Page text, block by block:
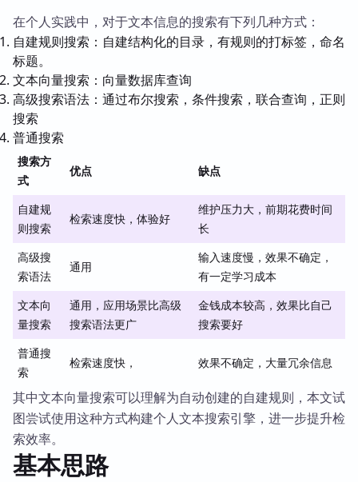
在个人实践中，对于文本信息的搜索有下列几种方式：
自建规则搜索：自建结构化的目录，有规则的打标签，命名
标题。
文本向量搜索：向量数据库查询
高级搜索语法：通过布尔搜索，条件搜索，联合查询，正则
搜索
普通搜索
搜索方
式
优点 缺点
自建规
则搜索
检索速度快，体验好
维护压力大，前期花费时间
长
高级搜
索语法
通用
输入速度慢，效果不确定，
有一定学习成本
文本向
量搜索
通用，应用场景比高级
搜索语法更广
金钱成本较高，效果比自己
搜索要好
普通搜
索
检索速度快， 效果不确定，大量冗余信息
其中文本向量搜索可以理解为自动创建的自建规则，本文试
图尝试使用这种方式构建个人文本搜索引擎，进一步提升检
索效率。
基本思路